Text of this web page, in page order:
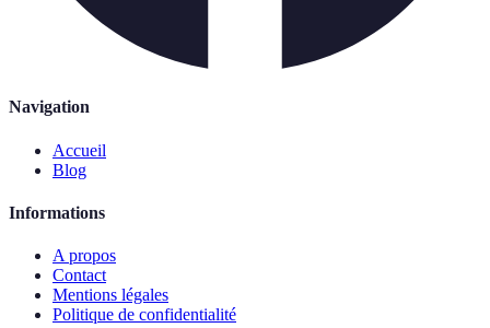
Navigation
Accueil
Blog
Informations
A propos
Contact
Mentions légales
Politique de confidentialité